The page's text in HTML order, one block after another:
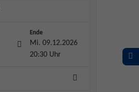
Ende
Mi. 09.12.2026
20:30 Uhr